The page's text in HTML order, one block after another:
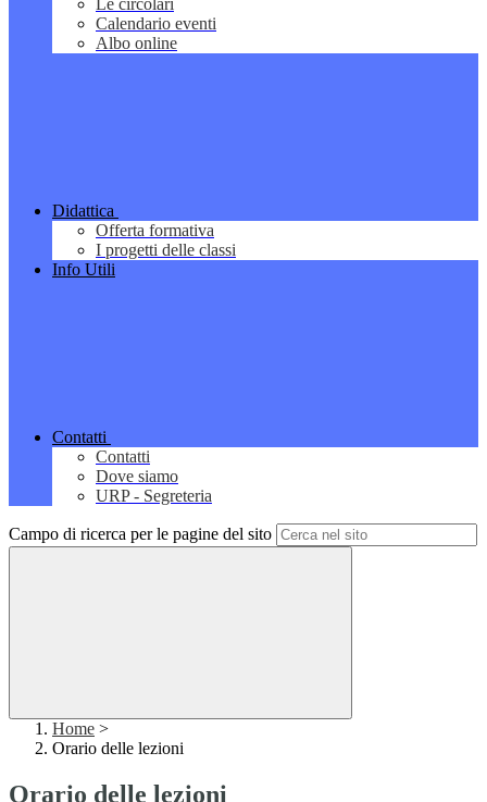
Le circolari
Calendario eventi
Albo online
Didattica
Offerta formativa
I progetti delle classi
Info Utili
Contatti
Contatti
Dove siamo
URP - Segreteria
Campo di ricerca per le pagine del sito
Home >
Orario delle lezioni
Orario delle lezioni